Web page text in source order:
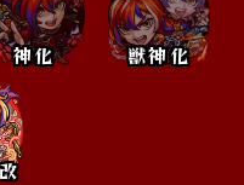
神化 獣神化